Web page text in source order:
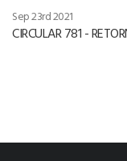
Sep 23rd 2021
CIRCULAR 781 -